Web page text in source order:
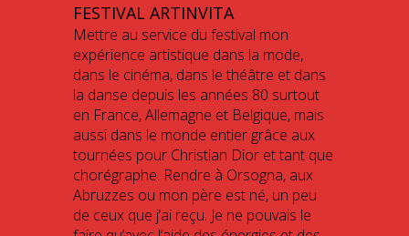
FESTIVAL ARTINVITA
Mettre au service du festival mon
expérience artistique dans la mode,
dans le cinéma, dans le théâtre et dans
la danse depuis les années 80 surtout
en France, Allemagne et Belgique, mais
aussi dans le monde entier grâce aux
tournées pour Christian Dior et tant que
chorégraphe. Rendre à Orsogna, aux
Abruzzes ou mon père est né, un peu
de ceux que j’ai reçu. Je ne pouvais le